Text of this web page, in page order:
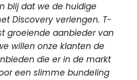
blij dat we de huidige
Discovery verlengen. T-
groeiende aanbieder van
willen onze klanten de
die er in de markt
een slimme bundeling